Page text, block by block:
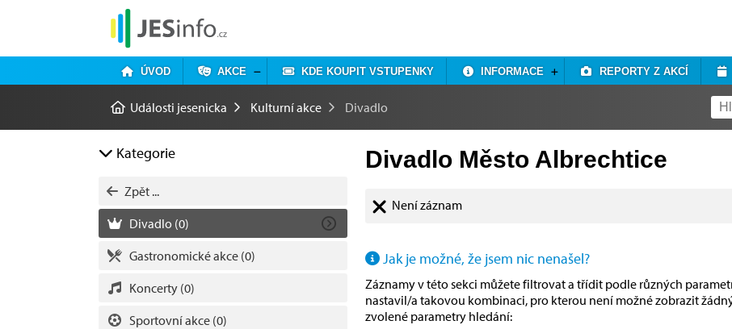
ÚVOD AKCE KDE KOUPIT VSTUPENKY INFORMACE REPORTY Z AKCÍ
Události jesenicka Kulturní akce Divadlo
Kategorie
Zpět ...
Divadlo (0)
Gastronomické akce (0)
Koncerty (0)
Sportovní akce (0)
Divadlo Město Albrechtice
Není záznam
Jak je možné, že jsem nic nenašel?
Záznamy v této sekci můžete filtrovat a třídit podle různých
nastavil/a takovou kombinaci, pro kterou není možné zobrazit
zvolené parametry hledání: